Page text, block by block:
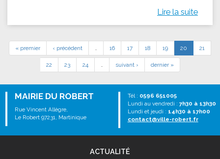
Lire la suite
« premier ‹ précédent … 16 17 18 19 20 21
22 23 24 … suivant › dernier »
MAIRIE DU ROBERT
Rue Vincent Allègre,
Le Robert 97231, Martinique
Tél : 0596 651005
Lundi au vendredi : 7h30 à 13h30
Lundi et jeudi : 14h30 à 17h00
contact@ville-robert.fr
ACTUALITÉ